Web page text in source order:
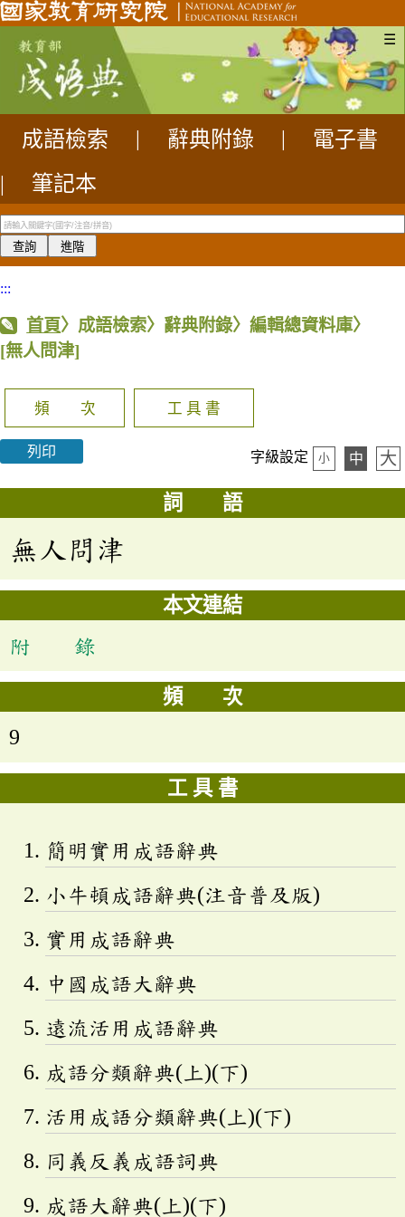
☰
成語檢索 辭典附錄
電子書
|
筆記本
:::
首頁〉成語檢索〉辭典附錄〉編輯總資料庫〉
[無人問津]
頻 次 工 具 書
列印 字級設定 小 中 大
詞 語
無人問津
本文連結
附 錄
頻 次
9
工 具 書
簡明實用成語辭典
小牛頓成語辭典(注音普及版)
實用成語辭典
中國成語大辭典
遠流活用成語辭典
成語分類辭典(上)(下)
活用成語分類辭典(上)(下)
同義反義成語詞典
成語大辭典(上)(下)